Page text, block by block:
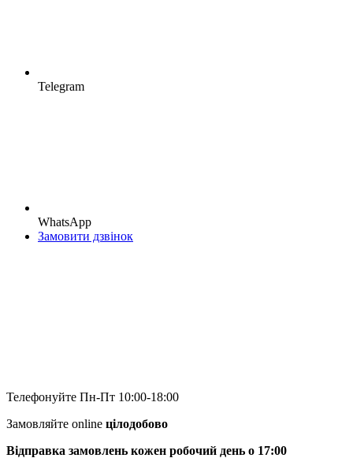
Telegram
WhatsApp
Замовити дзвінок
Телефонуйте Пн-Пт 10:00-18:00
Замовляйте online цілодобово
Відправка замовлень кожен робочий день о 17:00